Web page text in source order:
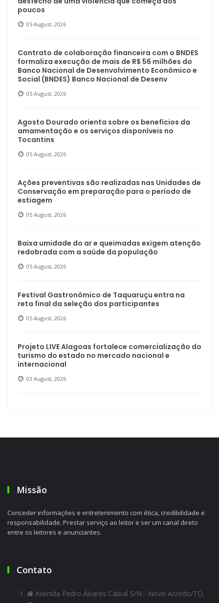
poucos
05 August, 2026
Contrato de colaboração financeira com o BNDES
formaliza execução de mais de R$ 56 milhões do
Banco Nacional de Desenvolvimento Econômico e
Social (BNDES) Banco Nacional de Desenv
05 August, 2026
Agosto Dourado orienta sobre os benefícios da
amamentação e os serviços disponíveis no
Tocantins
05 August, 2026
Ações preventivas são realizadas nas Unidades de
Conservação em preparação para o período de
estiagem
05 August, 2026
Baixa umidade do ar e queimadas exigem atenção
redobrada com a saúde da população
05 August, 2026
Festival Gastronômico de Taquaruçu entra na
reta final da seleção dos participantes
05 August, 2026
Projeto LIVE Alagoas fortalece comercialização do
turismo do estado no mercado nacional e
internacional
03 August, 2026
Missão
Conceder informações e entretenimento com ética, credibilidade e
responsabilidade. Prestar serviço ao leitor e ser um canal direto
entre os leitores e anunciantes.
Contato
Avenida Pedro Álvares Cabral S/N - Novo Acordo/TO.